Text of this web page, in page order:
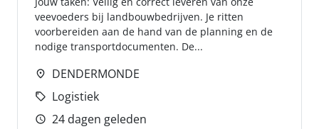
veevoeders bij landbouwbedrijven. Je ritten
voorbereiden aan de hand van de planning en de
nodige transportdocumenten. De...
DENDERMONDE
Logistiek
24 dagen geleden